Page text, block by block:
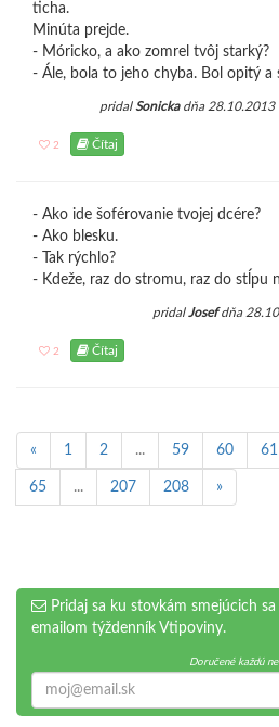
ticha.
Minúta prejde.
- Móricko, a ako zomrel tvôj starký?
- Ále, bola to jeho chyba. Bol opitý a
pridalSonickadňa 28.10.2013
2 Čítaj
- Ako ide šoférovanie tvojej dcére?
- Ako blesku.
- Tak rýchlo?
- Kdeže, raz do stromu, raz do stĺpu
pridalJosefdňa
2 Čítaj
« 1 2 ... 59 60 61
65 ... 207 208 »
Pridaj sa ku stovkám smejúcich
emailom týždenník Vtipoviny.
Doručené každú